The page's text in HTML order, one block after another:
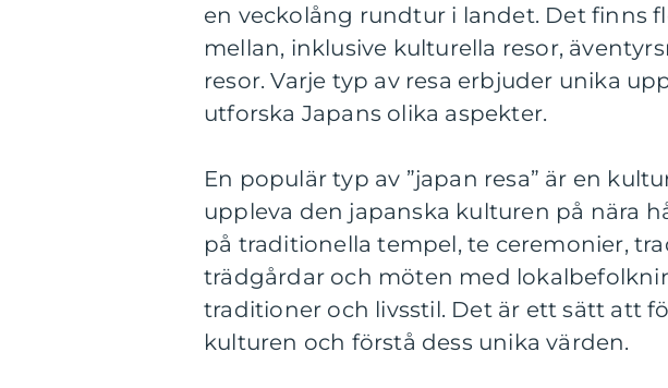
en veckolång rundtur i landet. Det finns
mellan, inklusive kulturella resor,
resor. Varje typ av resa erbjuder unika
utforska Japans olika aspekter.
En populär typ av ”japan resa” är en
uppleva den japanska kulturen på nära
på traditionella tempel, te ceremonier,
trädgårdar och möten med
traditioner och livsstil. Det är ett sätt att
kulturen och förstå dess unika värden.